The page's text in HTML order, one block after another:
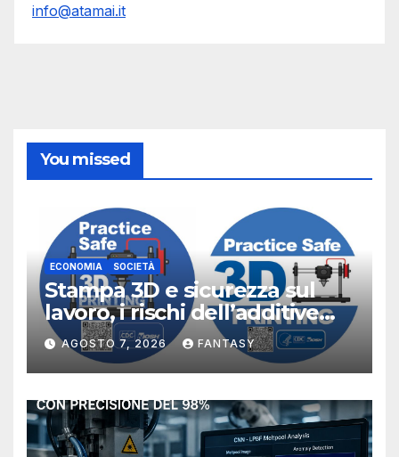
info@atamai.it
You missed
ECONOMIA SOCIETÀ
Stampa 3D e sicurezza sul
lavoro, i rischi dell’additive
manufacturing secondo
NIOSH
AGOSTO 7, 2026 FANTASY